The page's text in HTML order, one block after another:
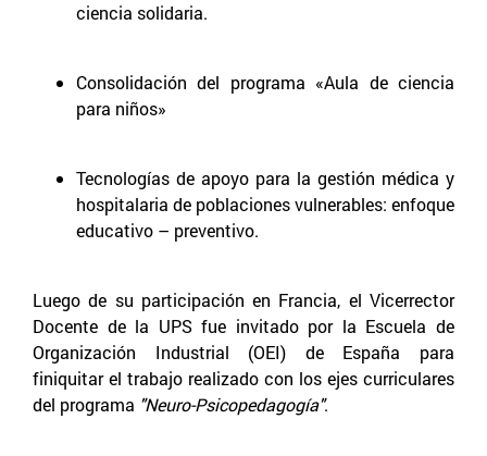
ciencia solidaria.
Consolidación del programa «Aula de ciencia
para niños»
Tecnologías de apoyo para la gestión médica y
hospitalaria de poblaciones vulnerables: enfoque
educativo – preventivo.
Luego de su participación en Francia, el Vicerrector
Docente de la UPS fue invitado por la Escuela de
Organización Industrial (OEI) de España para
finiquitar el trabajo realizado con los ejes curriculares
del programa "Neuro-Psicopedagogía".